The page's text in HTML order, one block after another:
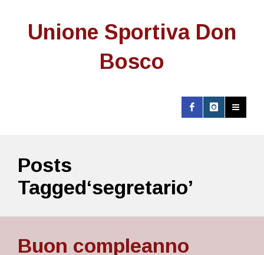
Unione Sportiva Don
Bosco
Posts
Tagged‘segretario’
Buon compleanno